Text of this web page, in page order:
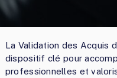
La Validation des Acquis
dispositif clé pour
professionnelles et